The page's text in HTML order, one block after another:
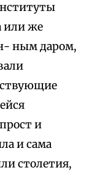
или же
ным даром,
и
и сама
столетия,